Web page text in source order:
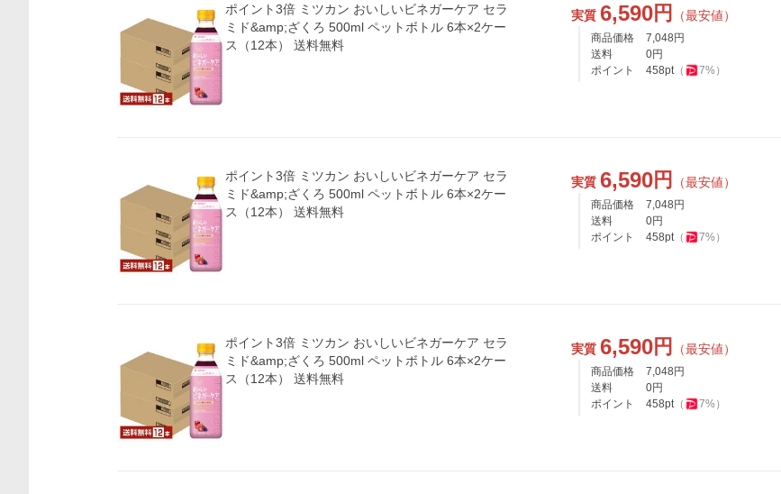
ポイント3倍 ミツカン おいしいビネガーケア セラ
ミド&amp;ざくろ 500ml ペットボトル 6本×2ケー
ス（12本） 送料無料
実質 6,590円 （最安値）
商品価格 7,048 円
送料
0円
ポイント
458pt（ 7%）
ポイント3倍 ミツカン おいしいビネガーケア セラ
ミド&amp;ざくろ 500ml ペットボトル 6本×2ケー
ス（12本） 送料無料
実質 6,590円 （最安値）
商品価格 7,048 円
送料
0円
ポイント
458pt（ 7%）
ポイント3倍 ミツカン おいしいビネガーケア セラ
ミド&amp;ざくろ 500ml ペットボトル 6本×2ケー
ス（12本） 送料無料
実質 6,590円 （最安値）
商品価格 7,048 円
送料
0円
ポイント
458pt（ 7%）